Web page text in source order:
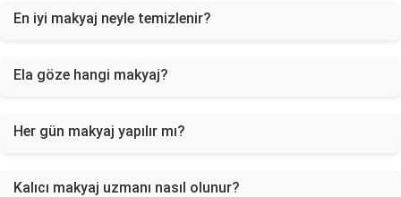
En iyi makyaj neyle temizlenir?
Ela göze hangi makyaj?
Her gün makyaj yapılır mı?
Kalıcı makyaj uzmanı nasıl olunur?